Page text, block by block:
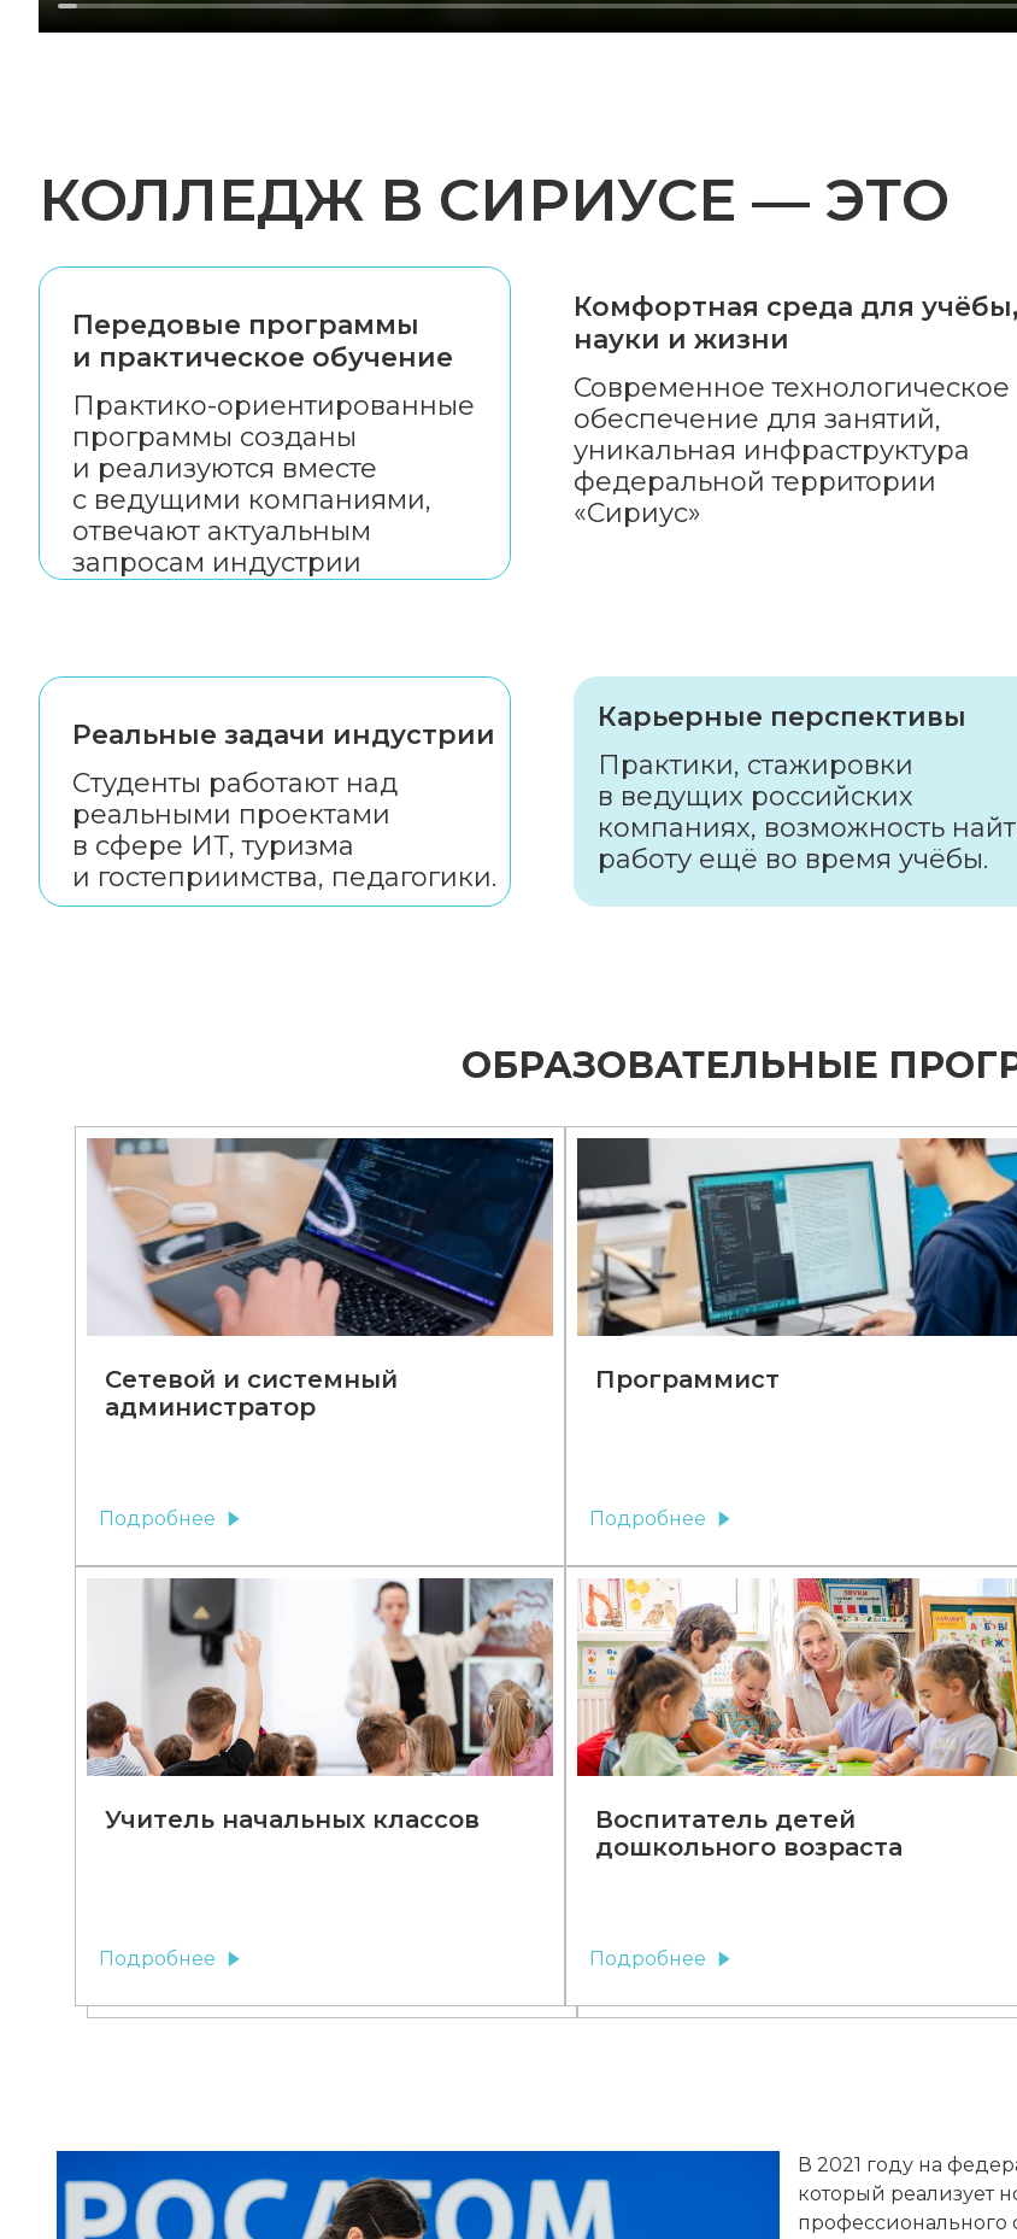
КОЛЛЕДЖ В СИРИУСЕ — ЭТО
Передовые программы
и практическое обучение
Практико-ориентированные
программы созданы
и реализуются вместе
с ведущими компаниями,
отвечают актуальным
запросам индустрии
Комфортная среда для учёбы,
науки и жизни
Современное технологическое
обеспечение для занятий,
уникальная инфраструктура
федеральной территории
«Сириус»
Реальные задачи индустрии
Студенты работают над
реальными проектами
в сфере ИТ, туризма
и гостеприимства, педагогики.
Карьерные перспективы
Практики, стажировки
в ведущих российских
компаниях, возможность
работу ещё во время учёбы.
ОБРАЗОВАТЕЛЬНЫЕ
Сетевой и системный
администратор
Подробнее
Программист
Подробнее
Учитель начальных классов
Подробнее
Воспитатель детей
дошкольного возраста
Подробнее
В 2021 году на
который реализует
профессионального